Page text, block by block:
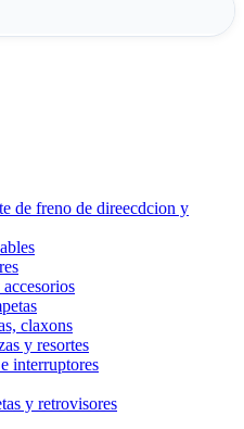
de freno de direecdcion y
claxons
y resortes
interruptores
y retrovisores